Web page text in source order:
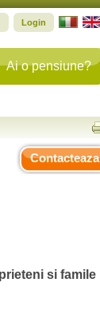
Ai o pensiune?
Login
Contacteaza
si famile